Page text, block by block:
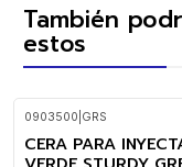
También
estos
0903500 GRS
CERA PARA